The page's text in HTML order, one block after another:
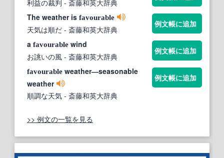
利益の裁判 - 斎藤和英大辞典
The weather is favourable
天気は順だ - 斎藤和英大辞典
例文帳に追加
a favourable wind
お誂いの風 - 斎藤和英大辞典
例文帳に追加
favourable weather―seasonable
weather
順調な天気 - 斎藤和英大辞典
例文帳に追加
>> 例文の一覧を見る